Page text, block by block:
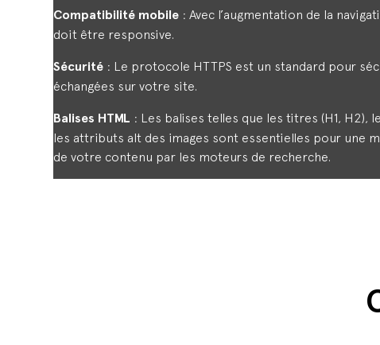
Compatibilité mobile : Avec l’augmentation de la
doit être responsive.
Sécurité : Le protocole HTTPS est un standard pour
échangées sur votre site.
Balises HTML : Les balises telles que les titres (H1, H2),
les attributs alt des images sont essentielles pour une
de votre contenu par les moteurs de recherche.